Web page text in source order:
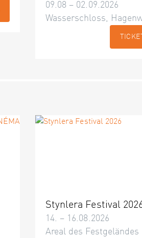
09.08 – 02.09.2026
Wasserschloss,
Stynlera Festival
14. – 16.08.2026
Areal des Festgeländes